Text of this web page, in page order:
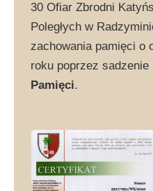
30 Ofiar Zbrodni
Poległych w
zachowania pamięci o
roku poprzez sadzenie
Pamięci.